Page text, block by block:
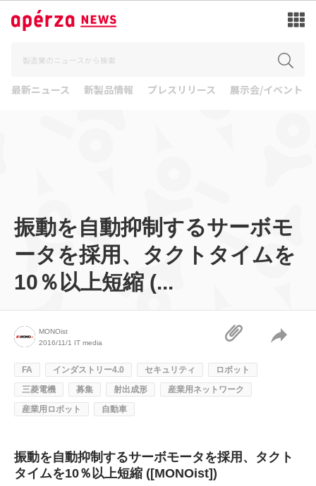
最新ニュース 新製品情報 プレスリリース 展示会/イベント
振動を自動抑制するサーボモ
ータを採用、タクトタイムを
10％以上短縮 (...
MONOist
2016/11/1 IT media
FA インダストリー4.0 セキュリティ
ロボット
三菱電機
募集 射出成形
産業用ネットワーク
産業用ロボット
自動車
振動を自動抑制するサーボモータを採用、タクト
タイムを10％以上短縮 ([MONOist])